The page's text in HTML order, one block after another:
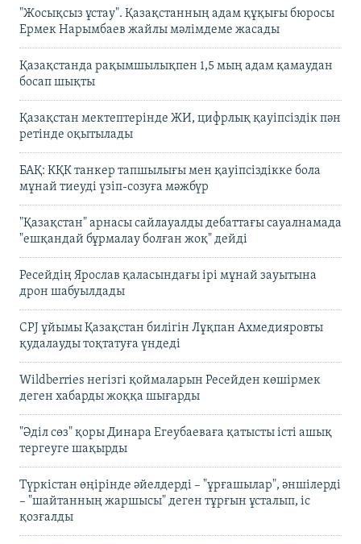
"Жосықсыз ұстау". Қазақстанның адам құқығы бюросы
Ермек Нарымбаев жайлы мәлімдеме жасады
Қазақстанда рақымшылықпен 1,5 мың адам қамаудан
босап шықты
Қазақстан мектептерінде ЖИ, цифрлық қауіпсіздік пән
ретінде оқытылады
БАҚ: КҚК танкер тапшылығы мен қауіпсіздікке бола
мұнай тиеуді үзіп-созуға мәжбүр
"Қазақстан" арнасы сайлауалды дебаттағы сауалнамада
"ешқандай бұрмалау болған жоқ" дейді
Ресейдің Ярослав қаласындағы ірі мұнай зауытына
дрон шабуылдады
CPJ ұйымы Қазақстан билігін Лұқпан Ахмедияровты
қудалауды тоқтатуға үндеді
Wildberries негізгі қоймаларын Ресейден көшірмек
деген хабарды жоққа шығарды
"Әділ сөз" қоры Динара Егеубаеваға қатысты істі ашық
тергеуге шақырды
Түркістан өңірінде әйелдерді – "ұрғашылар", әншілерді
– "шайтанның жаршысы" деген тұрғын ұсталып, іс
қозғалды